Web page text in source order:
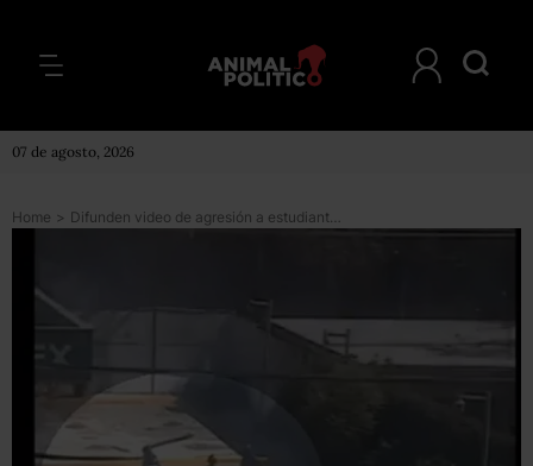
07 de agosto, 2026
Home > Difunden video de agresión a estudiantes